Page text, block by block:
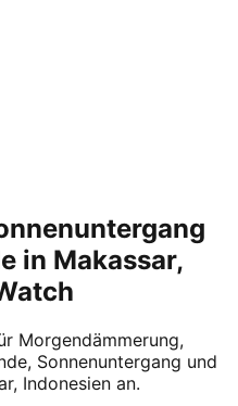
in Makassar,
Morgendämmerung,
Sonnenuntergang und
Indonesien an.